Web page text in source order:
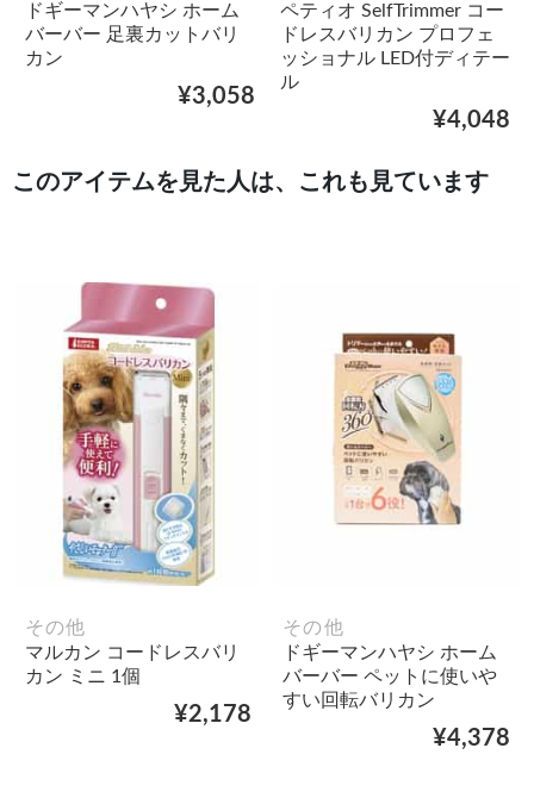
ドギーマンハヤシ ホーム
バーバー 足裏カットバリ
カン
¥3,058
ペティオ SelfTrimmer コー
ドレスバリカン プロフェ
ッショナル LED付ディテー
ル
¥4,048
このアイテムを見た人は、これも見ています
その他
マルカン コードレスバリ
カン ミニ 1個
¥2,178
その他
ドギーマンハヤシ ホーム
バーバー ペットに使いや
すい回転バリカン
¥4,378